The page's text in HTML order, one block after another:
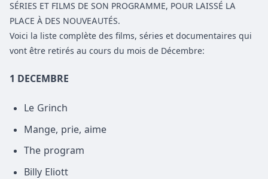
SÉRIES ET FILMS DE SON PROGRAMME, POUR LAISSÉ LA
PLACE À DES NOUVEAUTÉS.
Voici la liste complète des films, séries et documentaires qui
vont être retirés au cours du mois de Décembre:
1 DECEMBRE
Le Grinch
Mange, prie, aime
The program
Billy Eliott